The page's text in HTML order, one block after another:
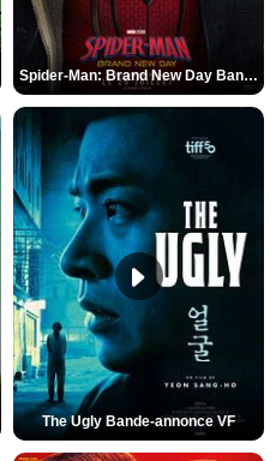
Spider-Man: Brand New Day Bande-annonce (3) VO STFR
The Ugly Bande-annonce VF